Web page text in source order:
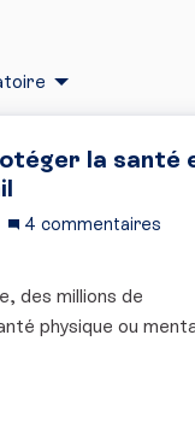
la santé
4 commentaires
des millions de
physique ou